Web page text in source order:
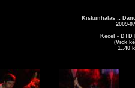
Kiskunhalas ::
2009-
Kecel - DTD
(Vick
1..40